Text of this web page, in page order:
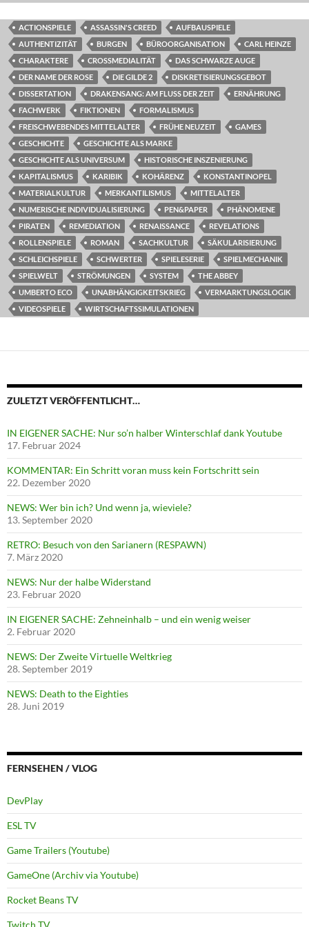
ACTIONSPIELE ASSASSIN'S CREED
AUFBAUSPIELE
AUTHENTIZITÄT
BURGEN BÜROORGANISATION
CARL HEINZE
CHARAKTERE
CROSSMEDIALITÄT
DAS SCHWARZE AUGE
DER NAME DER ROSE
DIE GILDE 2
DISKRETISIERUNGSGEBOT
DISSERTATION
DRAKENSANG: AM FLUSS DER ZEIT
ERNÄHRUNG
FACHWERK
FIKTIONEN
FORMALISMUS
FREISCHWEBENDES MITTELALTER
FRÜHE NEUZEIT
GAMES
GESCHICHTE
GESCHICHTE ALS MARKE
GESCHICHTE ALS UNIVERSUM
HISTORISCHE INSZENIERUNG
KAPITALISMUS
KARIBIK KOHÄRENZ
KONSTANTINOPEL
MATERIALKULTUR
MERKANTILISMUS
MITTELALTER
NUMERISCHE INDIVIDUALISIERUNG
PEN&PAPER
PHÄNOMENE
PIRATEN
REMEDIATION RENAISSANCE
REVELATIONS
ROLLENSPIELE
ROMAN SACHKULTUR
SÄKULARISIERUNG
SCHLEICHSPIELE
SCHWERTER SPIELESERIE
SPIELMECHANIK
SPIELWELT
STRÖMUNGEN SYSTEM
THE ABBEY
UMBERTO ECO
UNABHÄNGIGKEITSKRIEG
VERMARKTUNGSLOGIK
VIDEOSPIELE
WIRTSCHAFTSSIMULATIONEN
ZULETZT VERÖFFENTLICHT…
IN EIGENER SACHE: Nur so’n halber Winterschlaf dank Youtube
17. Februar 2024
KOMMENTAR: Ein Schritt voran muss kein Fortschritt sein
22. Dezember 2020
NEWS: Wer bin ich? Und wenn ja, wieviele?
13. September 2020
RETRO: Besuch von den Sarianern (RESPAWN)
7. März 2020
NEWS: Nur der halbe Widerstand
23. Februar 2020
IN EIGENER SACHE: Zehneinhalb – und ein wenig weiser
2. Februar 2020
NEWS: Der Zweite Virtuelle Weltkrieg
28. September 2019
NEWS: Death to the Eighties
28. Juni 2019
FERNSEHEN / VLOG
DevPlay
ESL TV
Game Trailers (Youtube)
GameOne (Archiv via Youtube)
Rocket Beans TV
Twitch TV